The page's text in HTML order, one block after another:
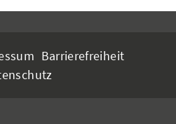
Barrierefreiheit